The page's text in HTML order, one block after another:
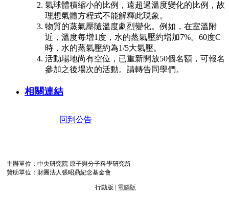
氣球體積縮小的比例，遠超過溫度變化的比例，故
理想氣體方程式不能解釋此現象。
物質的蒸氣壓隨溫度劇烈變化。例如，在室溫附
近，溫度每增1度，水的蒸氣壓約增加7%。60度C
時，水的蒸氣壓約為1/5大氣壓。
活動場地尚有空位，已重新開放50個名額，可報名
參加之後場次的活動。請轉告同學們。
相關連結
回到公告
主辦單位：中央研究院 原子與分子科學研究所
贊助單位：財團法人張昭鼎紀念基金會
行動版 | 電腦版